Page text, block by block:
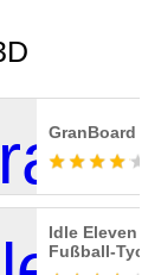
GranBoard
Idle Eleven –
Fußball-